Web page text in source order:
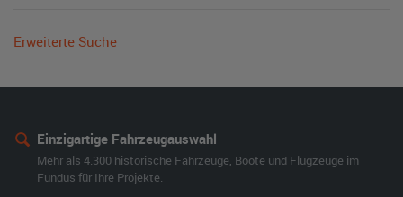
Erweiterte Suche
Einzigartige Fahrzeugauswahl
Mehr als 4.300 historische Fahrzeuge, Boote und Flugzeuge im
Fundus für Ihre Projekte.